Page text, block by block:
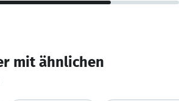
mit ähnlichen